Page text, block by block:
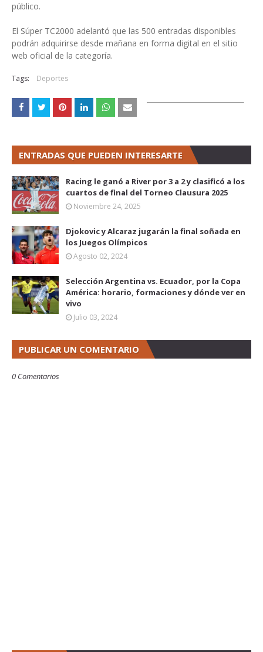
público.
El Súper TC2000 adelantó que las 500 entradas disponibles
podrán adquirirse desde mañana en forma digital en el sitio
web oficial de la categoría.
Tags: Deportes
ENTRADAS QUE PUEDEN INTERESARTE
Racing le ganó a River por 3 a 2 y clasificó a los
cuartos de final del Torneo Clausura 2025
Noviembre 24, 2025
Djokovic y Alcaraz jugarán la final soñada en
los Juegos Olímpicos
Agosto 02, 2024
Selección Argentina vs. Ecuador, por la Copa
América: horario, formaciones y dónde ver en
vivo
Julio 03, 2024
PUBLICAR UN COMENTARIO
0 Comentarios